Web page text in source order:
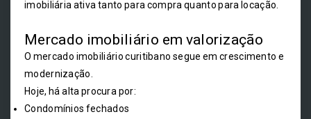
imobiliária ativa tanto para compra quanto para locação.
Mercado imobiliário em valorização
O mercado imobiliário curitibano segue em crescimento e
modernização.
Hoje, há alta procura por:
Condomínios fechados